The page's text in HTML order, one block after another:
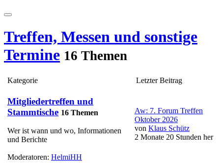
Treffen, Messen und sonstige
Termine 16 Themen
Kategorie Letzter Beitrag
Mitgliedertreffen und
Stammtische 16 Themen
Wer ist wann und wo, Informationen
und Berichte
Moderatoren: HelmiHH
Aw: 7. Forum Treffen
Oktober 2026
von Klaus Schütz
2 Monate 20 Stunden her